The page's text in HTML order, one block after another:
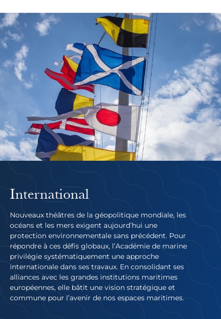
International
Nouveaux théâtres de la géopolitique mondiale, les
océans et les mers exigent aujourd’hui une
protection environnementale sans précédent. Pour
répondre à ces défis globaux, l’Académie de marine
privilégie systématiquement une approche
internationale dans ses travaux. En consolidant ses
alliances avec les grandes institutions maritimes
européennes, elle bâtit une vision stratégique et
commune pour l’avenir de nos espaces maritimes.